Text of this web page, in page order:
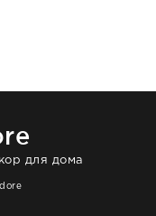
Выглядит
для дома